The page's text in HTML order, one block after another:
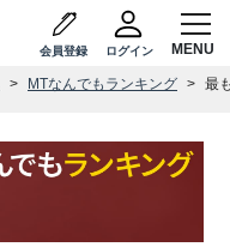
会員登録 ログイン
MTなんでもランキング 最